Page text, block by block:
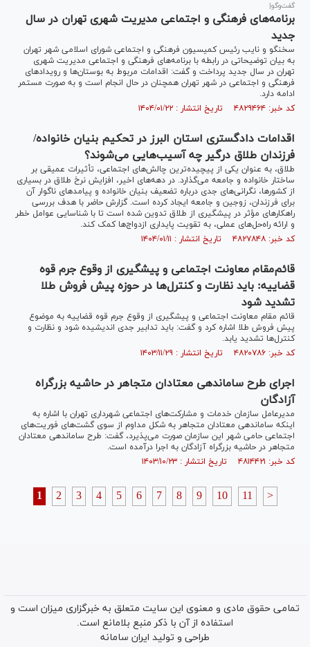
گفت‌وگو|
برنامه‌های فرهنگی و اجتماعی مدیریت شهری تهران در سال
جدید
سخنگو و نایب رئیس کمیسیون فرهنگی و اجتماعی شورای اسلامی شهر تهران
به بیان توضیحاتی در رابطه با برنامه‌های فرهنگی و اجتماعی مدیریت شهری
تهران در سال جدید پرداخت و گفت: اقدامات مربوط به بوستان‌ها و رویداد‌های
فرهنگی و اجتماعی در شهر تهران همچنان در حال انجام است و به صورت مستمر
ادامه دارد.
کد خبر: ۴۸۲۹۴۶۴ تاریخ انتشار : ۱۴۰۴/۰۱/۲۲
اقدامات دادگستری استان البرز در تحکیم بنیان خانواده/
فرزندان طلاق درگیر چه آسیب‌هایی می‌شوند؟
طلاق، به عنوان یکی از پیچیده‌ترین چالش‌های اجتماعی، تأثیرات عمیقی بر
ساختار خانواده و جامعه می‌گذارد. در دهه‌های اخیر، افزایش نرخ طلاق در بسیاری
از کشورها، نگرانی‌های جدی درباره تضعیف بنیان خانواده و پیامد‌های ناگوار آن
برای فرزندان، زوجین و جامعه ایجاد کرده است. گزارش حاضر با هدف بررسی
راهکار‌های مؤثر در پیشگیری از طلاق تدوین شده است تا با شناسایی عوامل خطر
و ارائه راه‌حل‌های عملی، به تقویت پایداری ازدواج‌ها کمک کند.
کد خبر: ۴۸۲۷۸۴۸ تاریخ انتشار : ۱۴۰۴/۰۱/۱۱
قائم‌مقام معاونت اجتماعی و پیشگیری از وقوع جرم قوه
قضاییه: باید نظارت و کنترل‌ها در حوزه پیش فروش طلا
تشدید شود
قائم مقام معاونت اجتماعی و پیشگیری از وقوع جرم قوه قضاییه به موضوع
پیش فروش طلا اشاره کرد و گفت: باید تدابیر جدی اندیشیده شود و نظارت‌ و
کنترل‌ها تشدید یابد.
کد خبر: ۴۸۲۰۷۸۶ تاریخ انتشار : ۱۴۰۳/۱۱/۲۹
اجرای طرح ساماندهی معتادان متجاهر در حاشیه بزرگراه
آزادگان
مدیرعامل سازمان خدمات و مشارکت‌های اجتماعی شهرداری تهران با اشاره به
اینکه ساماندهی معتادان متجاهر به شکل مداوم از سوی گشت‌های فوریت‌های
اجتماعی حامی شهر این سازمان صورت می‌پذیرد، گفت: طرح ساماندهی معتادان
متجاهر در حاشیه بزرگراه آزادگان به اجرا درآمده است.
کد خبر: ۴۸۱۴۴۲۱ تاریخ انتشار : ۱۴۰۳/۱۰/۲۳
1 2 3 4 5 6 7 8 9 10 11 >
تمامی حقوق مادی و معنوی این سایت متعلق به خبرگزاری میزان است و
استفاده از آن با ذکر منبع بلامانع است.
طراحی و تولید ایران سامانه